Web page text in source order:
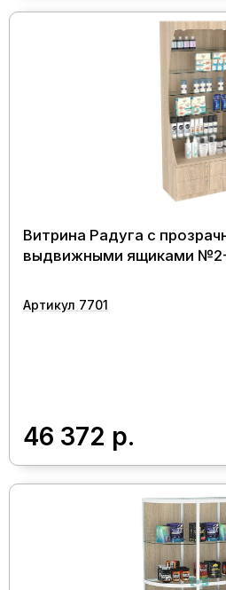
Витрина Радуга с
выдвижными ящиками
Артикул 7701
46 372 р.